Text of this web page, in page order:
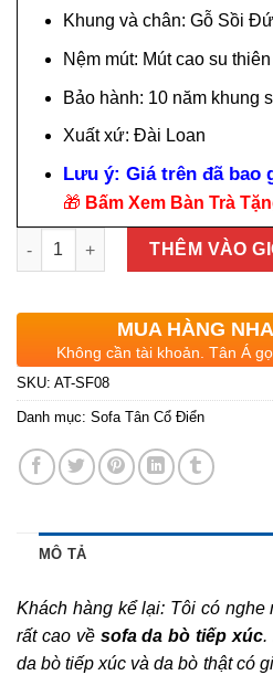
Khung và chân: Gỗ Sồi
Nệm mút: Mút cao su
Bảo hành: 10 năm khung
Xuất xứ: Đài Loan
Lưu ý: Giá trên đã bao
🎁 Bấm Xem Bàn Trà
Sofa Da Bò AT-SF08 Tân Cổ
THÊM VÀO
MUA HÀNG
Không cần tài khoản. Tân Á
SKU: AT-SF08
Danh mục: Sofa Tân Cổ Điển
MÔ TẢ
Khách hàng kể lại: Tôi có
rất cao về sofa da bò tiếp xúc.
da bò tiếp xúc và da bò thật có